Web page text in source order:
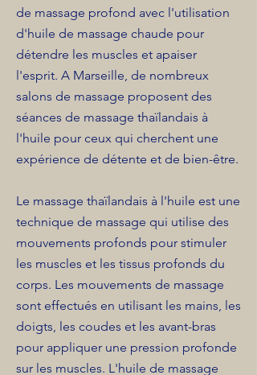
de massage profond avec l'utilisation
d'huile de massage chaude pour
détendre les muscles et apaiser
l'esprit. A Marseille, de nombreux
salons de massage proposent des
séances de massage thaïlandais à
l'huile pour ceux qui cherchent une
expérience de détente et de bien-être.
Le massage thaïlandais à l'huile est une
technique de massage qui utilise des
mouvements profonds pour stimuler
les muscles et les tissus profonds du
corps. Les mouvements de massage
sont effectués en utilisant les mains, les
doigts, les coudes et les avant-bras
pour appliquer une pression profonde
sur les muscles. L'huile de massage